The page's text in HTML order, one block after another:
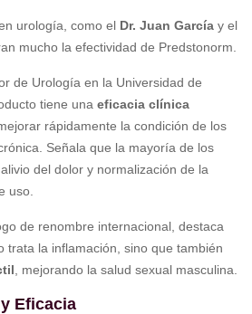
urología, como el Dr. Juan García y el
mucho la efectividad de Predstonorm.
de Urología en la Universidad de
tiene una eficacia clínica
rápidamente la condición de los
Señala que la mayoría de los
del dolor y normalización de la
uso.
de renombre internacional, destaca
trata la inflamación, sino que también
, mejorando la salud sexual masculina.
Eficacia